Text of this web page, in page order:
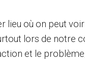
lieu où on peut
lors de notre
et le problème,